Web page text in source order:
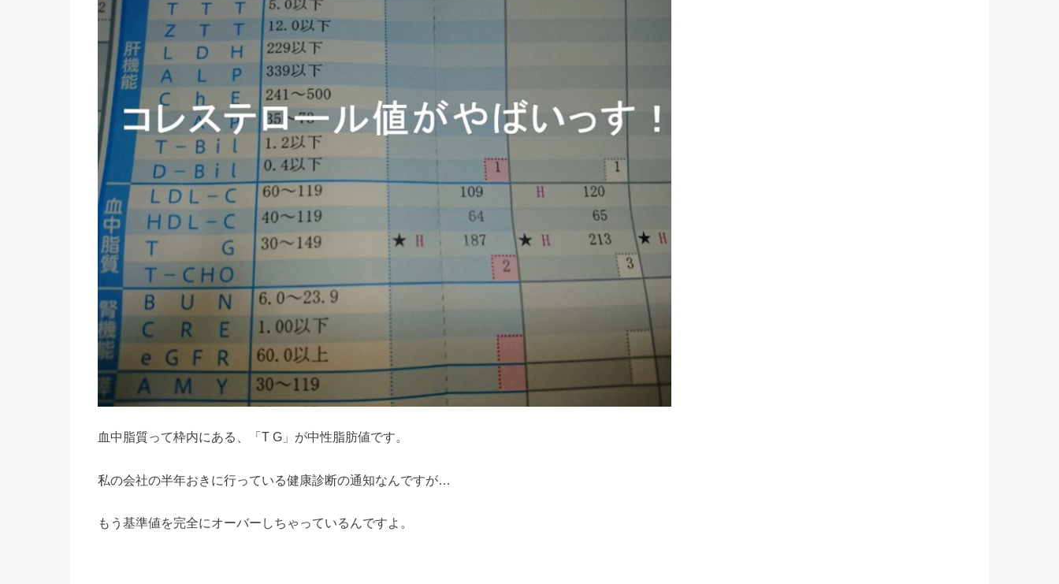
血中脂質って枠内にある、「T G」が中性脂肪値です。
私の会社の半年おきに行っている健康診断の通知なんですが…
もう基準値を完全にオーバーしちゃっているんですよ。